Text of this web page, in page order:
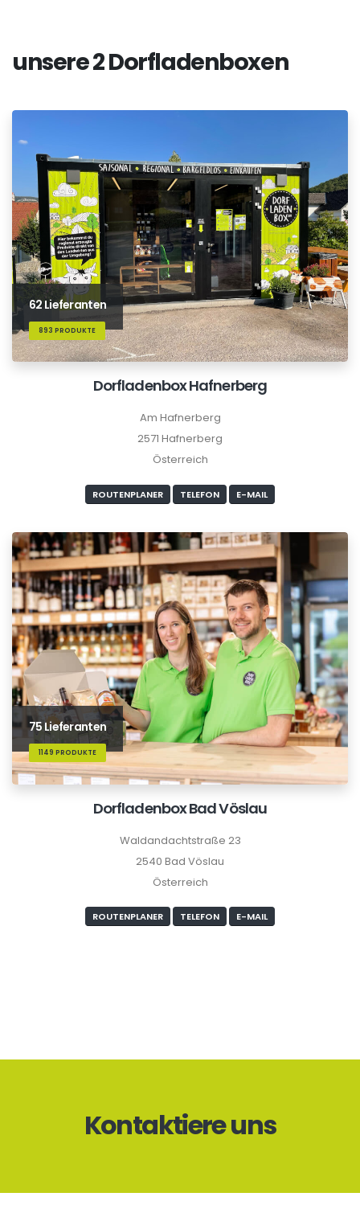
unsere 2 Dorfladenboxen
62 Lieferanten
893 PRODUKTE
Dorfladenbox Hafnerberg
Am Hafnerberg
2571 Hafnerberg
Österreich
ROUTENPLANER TELEFON E-MAIL
75 Lieferanten
1149 PRODUKTE
Dorfladenbox Bad Vöslau
Waldandachtstraße 23
2540 Bad Vöslau
Österreich
ROUTENPLANER TELEFON E-MAIL
Kontaktiere uns